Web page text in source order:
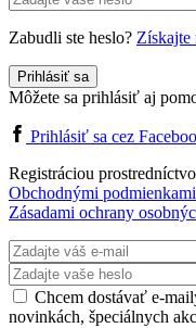
Zabudli ste heslo? Získajte
Prihlásiť sa
Môžete sa prihlásiť aj
Prihlásiť sa cez
Registráciou
Obchodnými podmienkami
Zásadami ochrany
Chcem dostávať e-
novinkách, špeciálnych